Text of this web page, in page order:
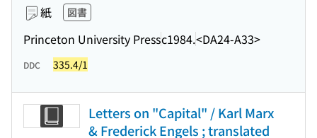
紙 図書
Princeton University Pressc1984.<DA24-A33>
DDC 335.4/1
Letters on "Capital" / Karl Marx
& Frederick Engels ; translated